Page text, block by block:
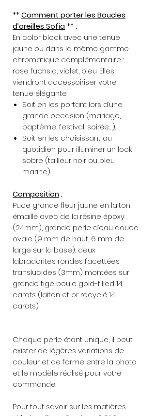
**Comment porter les Boucles
d’oreilles Sofia ** :
En color block avec une tenue
jaune ou dans la même gamme
chromatique complémentaire :
rose fuchsia, violet, bleu. Elles
viendront accessoiriser votre
tenue élégante :
Soit en les portant lors d’une
grande occasion (mariage,
baptême, festival, soirée…).
Soit en les choisissant au
quotidien pour illuminer un look
sobre (tailleur noir ou bleu
marine).
Composition:
Puce grande fleur jaune en laiton
émaillé avec de la résine époxy
(24mm), grande perle d’eau douce
ovale (9 mm de haut, 6 mm de
large sur la base), deux
labradorites rondes facettées
translucides (3mm) montées sur
grande tige boule gold-filled 14
carats (laiton et or recyclé 14
carats).
Chaque perle étant unique, il peut
exister de légères variations de
couleur et de forme entre la photo
et le modèle réalisé pour votre
commande.
Pour tout savoir sur les matières